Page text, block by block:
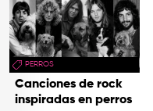
PERROS
Canciones de rock
inspiradas en perros